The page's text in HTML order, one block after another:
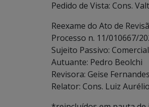
Pedido de Vista: Cons.
Reexame do Ato de
Processo n. 11/010667/
Sujeito Passivo:
Autuante: Pedro Beolchi
Revisora: Geise
Relator: Cons. Luiz